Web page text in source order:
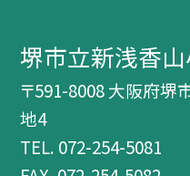
堺市立新浅香
〒591-8008 大阪府堺
地4
TEL. 072-254-5081